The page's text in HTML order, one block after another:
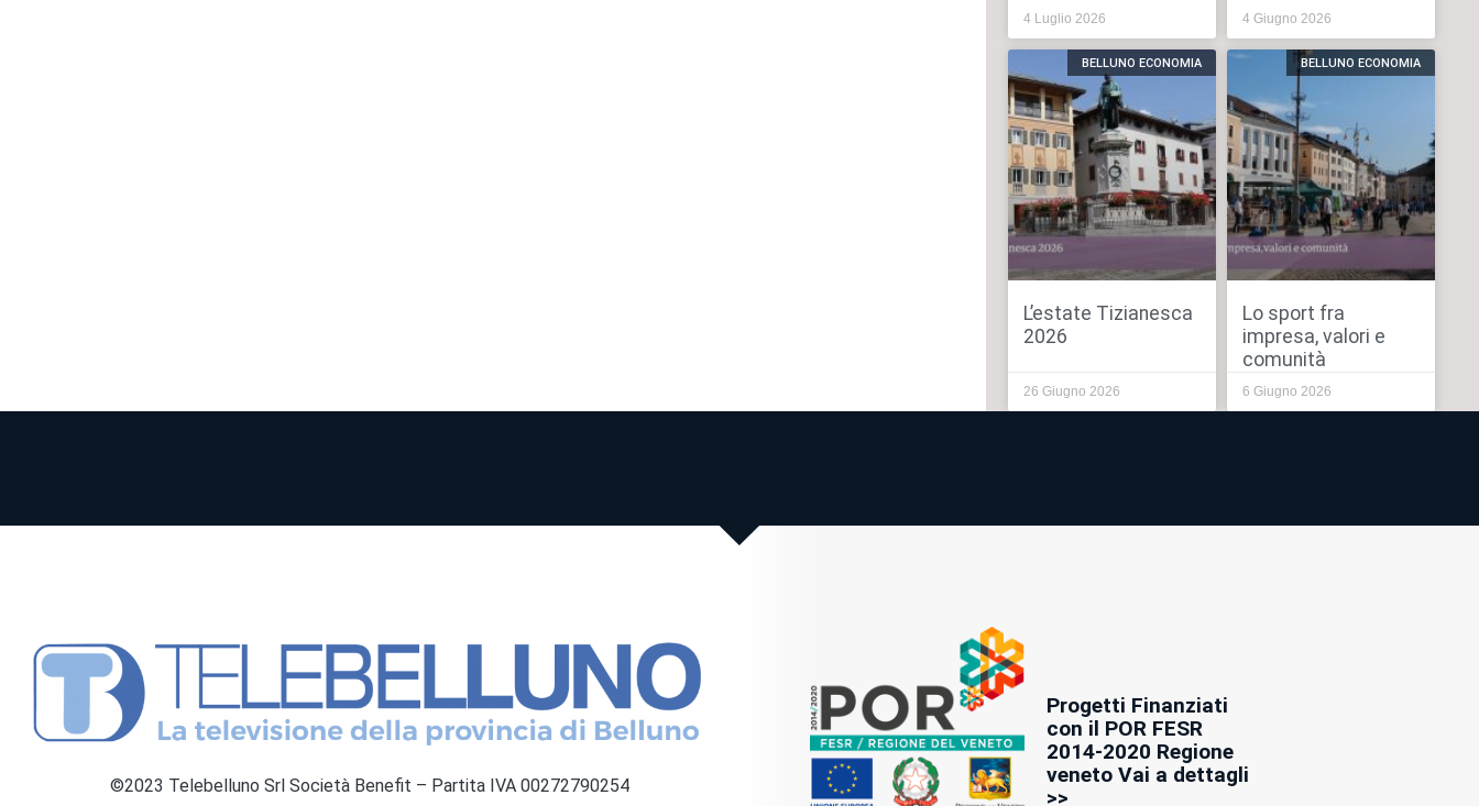
4 Luglio 2026 4 Giugno 2026
BELLUNO ECONOMIA
L’estate Tizianesca
2026
26 Giugno 2026
BELLUNO ECONOMIA
Lo sport fra
impresa, valori e
comunità
6 Giugno 2026
©2023 Telebelluno Srl Società Benefit – Partita IVA 00272790254
Progetti Finanziati
con il POR FESR
2014-2020 Regione
veneto Vai a dettagli
>>